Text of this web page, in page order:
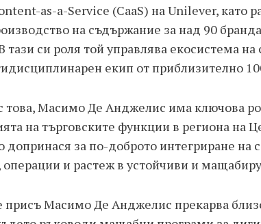
as-a-Service (CaaS) на Unilever, като
на съдържание за над 90
тази си роля той управлява екосистема
екип от приблизително
това, Масимо Де Анджелис има ключова
на търговските функции в региона на
допринася за по-доброто интегриране на
и растеж в устойчиви и
присъ Mасимо Де Анджелис прекарва